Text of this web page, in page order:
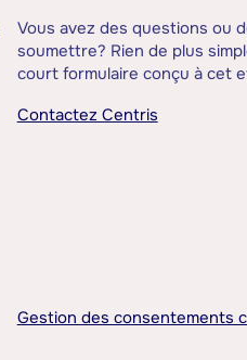
Vous avez des questions ou
soumettre? Rien de plus
court formulaire conçu à cet
Contactez Centris
Gestion des consentements